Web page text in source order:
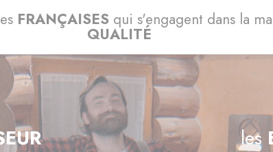
FRANÇAISES qui s'engagent dans la
QUALITÉ
les